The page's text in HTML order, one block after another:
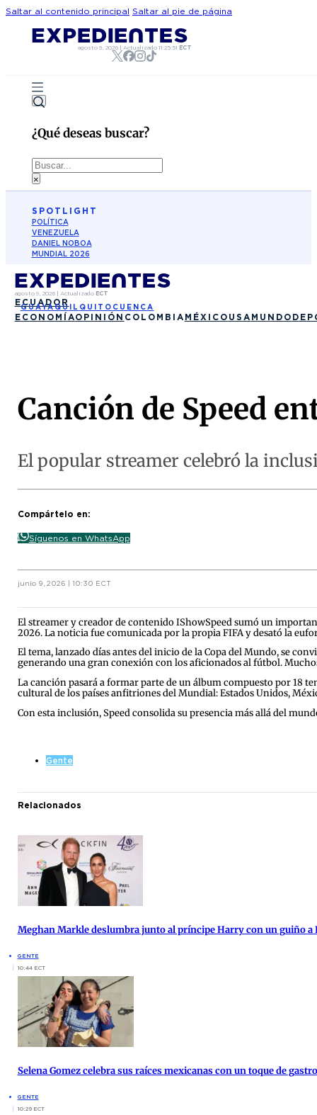
Saltar al contenido principal Saltar al pie de página
agosto 9, 2026| Actualizado 11:25:51 ECT
¿Qué deseas buscar?
Buscar
×
SPOTLIGHT
POLÍTICA
VENEZUELA
DANIEL NOBOA
MUNDIAL 2026
agosto 9, 2026| Actualizado ECT
ECUADOR
GUAYAQUIL QUITO CUENCA
ECONOMÍAOPINIÓN COLOMBIA MÉXICO USA MUNDO
Canción de Speed
El popular streamer celebró la
Compártelo en:
Síguenos en WhatsApp
junio 9, 2026 | 10:30 ECT
El streamer y creador de contenido IShowSpeed sumó un
2026. La noticia fue comunicada por la propia FIFA y desató la
El tema, lanzado días antes del inicio de la Copa del Mundo, se
generando una gran conexión con los aficionados al fútbol.
La canción pasará a formar parte de un álbum compuesto por 18
cultural de los países anfitriones del Mundial: Estados Unidos,
Con esta inclusión, Speed consolida su presencia más allá del
Gente
Relacionados
Meghan Markle deslumbra junto al príncipe Harry con un guiño a
GENTE
10:44 ECT
Selena Gomez celebra sus raíces mexicanas con un toque de
GENTE
10:29 ECT